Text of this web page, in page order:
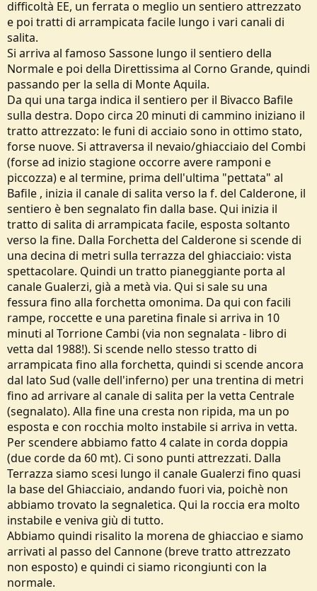
difficoltà EE, un ferrata o meglio un sentiero attrezzato
e poi tratti di arrampicata facile lungo i vari canali di
salita.
Si arriva al famoso Sassone lungo il sentiero della
Normale e poi della Direttissima al Corno Grande, quindi
passando per la sella di Monte Aquila.
Da qui una targa indica il sentiero per il Bivacco Bafile
sulla destra. Dopo circa 20 minuti di cammino iniziano il
tratto attrezzato: le funi di acciaio sono in ottimo stato,
forse nuove. Si attraversa il nevaio/ghiacciaio del Combi
(forse ad inizio stagione occorre avere ramponi e
piccozza) e al termine, prima dell'ultima "pettata" al
Bafile , inizia il canale di salita verso la f. del Calderone, il
sentiero è ben segnalato fin dalla base. Qui inizia il
tratto di salita di arrampicata facile, esposta soltanto
verso la fine. Dalla Forchetta del Calderone si scende di
una decina di metri sulla terrazza del ghiacciaio: vista
spettacolare. Quindi un tratto pianeggiante porta al
canale Gualerzi, già a metà via. Qui si sale su una
fessura fino alla forchetta omonima. Da qui con facili
rampe, roccette e una paretina finale si arriva in 10
minuti al Torrione Cambi (via non segnalata - libro di
vetta dal 1988!). Si scende nello stesso tratto di
arrampicata fino alla forchetta, quindi si scende ancora
dal lato Sud (valle dell'inferno) per una trentina di metri
fino ad arrivare al canale di salita per la vetta Centrale
(segnalato). Alla fine una cresta non ripida, ma un po
esposta e con rocchia molto instabile si arriva in vetta.
Per scendere abbiamo fatto 4 calate in corda doppia
(due corde da 60 mt). Ci sono punti attrezzati. Dalla
Terrazza siamo scesi lungo il canale Gualerzi fino quasi
la base del Ghiacciaio, andando fuori via, poichè non
abbiamo trovato la segnaletica. Qui la roccia era molto
instabile e veniva giù di tutto.
Abbiamo quindi risalito la morena de ghiacciao e siamo
arrivati al passo del Cannone (breve tratto attrezzato
non esposto) e quindi ci siamo ricongiunti con la
normale.